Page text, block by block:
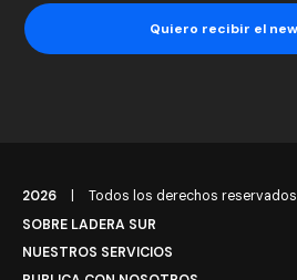
2026
Todos los derechos reservados
SOBRE LADERA SUR
NUESTROS SERVICIOS